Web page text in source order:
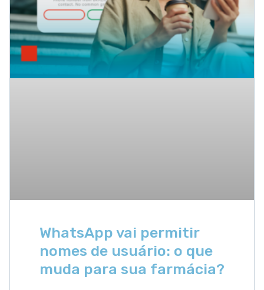
WhatsApp vai permitir
nomes de usuário: o que
muda para sua farmácia?